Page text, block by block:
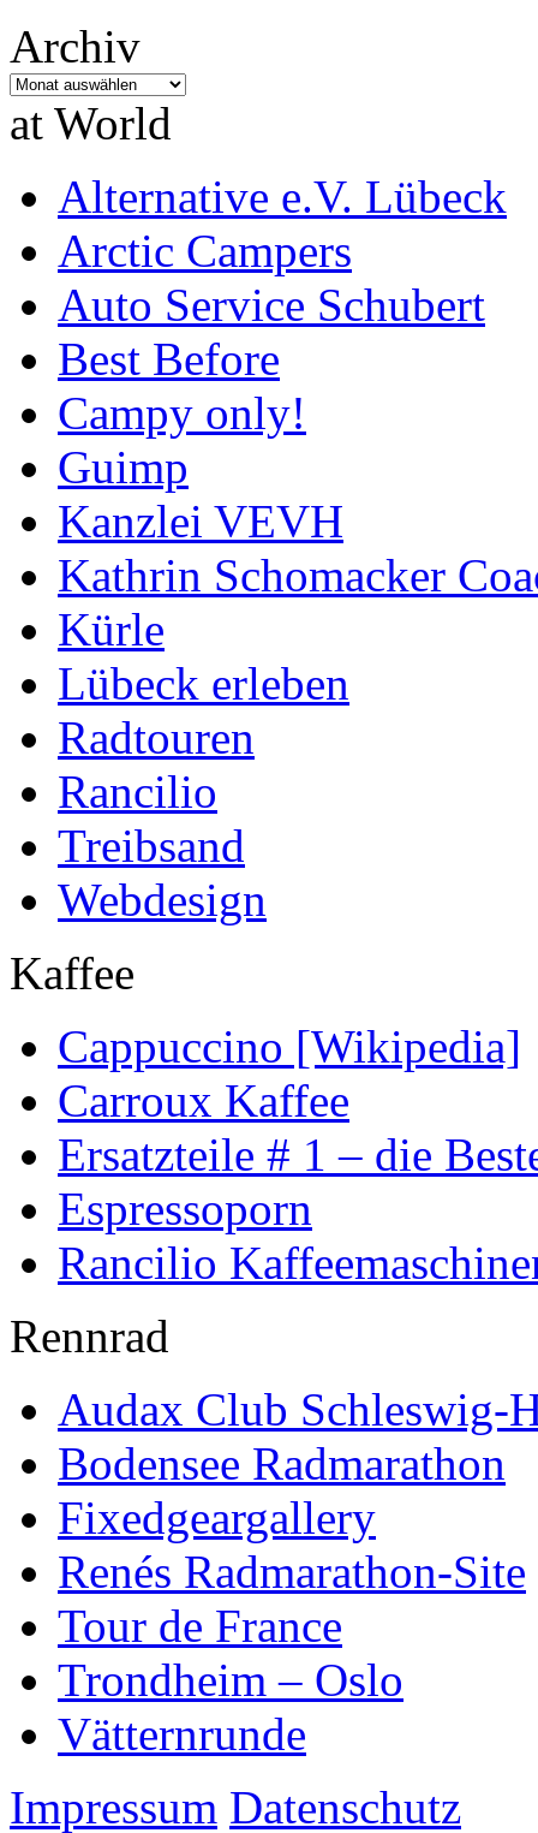
Archiv
Archiv
at World
Alternative e.V. Lübeck
Arctic Campers
Auto Service Schubert
Best Before
Campy only!
Guimp
Kanzlei VEVH
Kathrin Schomacker
Kürle
Lübeck erleben
Radtouren
Rancilio
Treibsand
Webdesign
Kaffee
Cappuccino [Wikipedia]
Carroux Kaffee
Ersatzteile # 1 – die
Espressoporn
Rancilio
Rennrad
Audax Club Schleswig-
Bodensee Radmarathon
Fixedgeargallery
Renés Radmarathon-Site
Tour de France
Trondheim – Oslo
Vätternrunde
Impressum Datenschutz